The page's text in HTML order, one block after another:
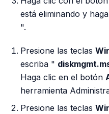
está eliminando y
".
Presione las teclas
escriba "
Haga clic en el botón
herramienta
Presione las teclas